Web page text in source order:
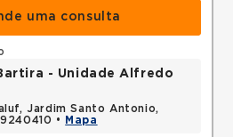
uma consulta
- Unidade Alfredo
Jardim Santo Antonio,
•
Mapa